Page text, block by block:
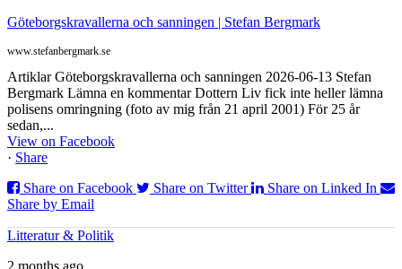
Göteborgskravallerna och sanningen | Stefan Bergmark
www.stefanbergmark.se
Artiklar Göteborgskravallerna och sanningen 2026-06-13 Stefan
Bergmark Lämna en kommentar Dottern Liv fick inte heller lämna
polisens omringning (foto av mig från 21 april 2001) För 25 år
sedan,...
View on Facebook
· Share
Share on Facebook
Share on Twitter
Share on Linked In
Share by Email
Litteratur & Politik
2 months ago